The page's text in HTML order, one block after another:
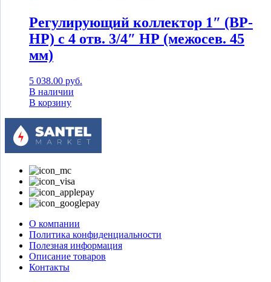
Регулирующий коллектор 1″ (ВР-
НР) с 4 отв. 3/4″ НР (межосев. 45
мм)
5 038.00 руб.
В наличии
В корзину
О компании
Политика конфиденциальности
Полезная информация
Описание товаров
Контакты